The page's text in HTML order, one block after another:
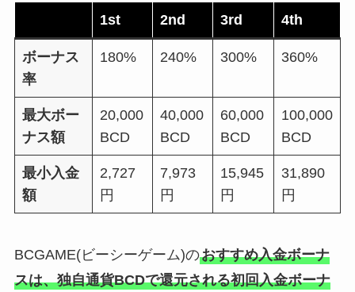
1st 2nd 3rd 4th
ボーナス
率
180% 240% 300% 360%
最大ボー
ナス額
20,000
BCD
40,000
BCD
60,000
BCD
100,000
BCD
最小入金
額
2,727
円
7,973
円
15,945
円
31,890
円
BCGAME(ビーシーゲーム)のおすすめ入金ボーナ
スは、独自通貨BCDで還元される初回入金ボーナ